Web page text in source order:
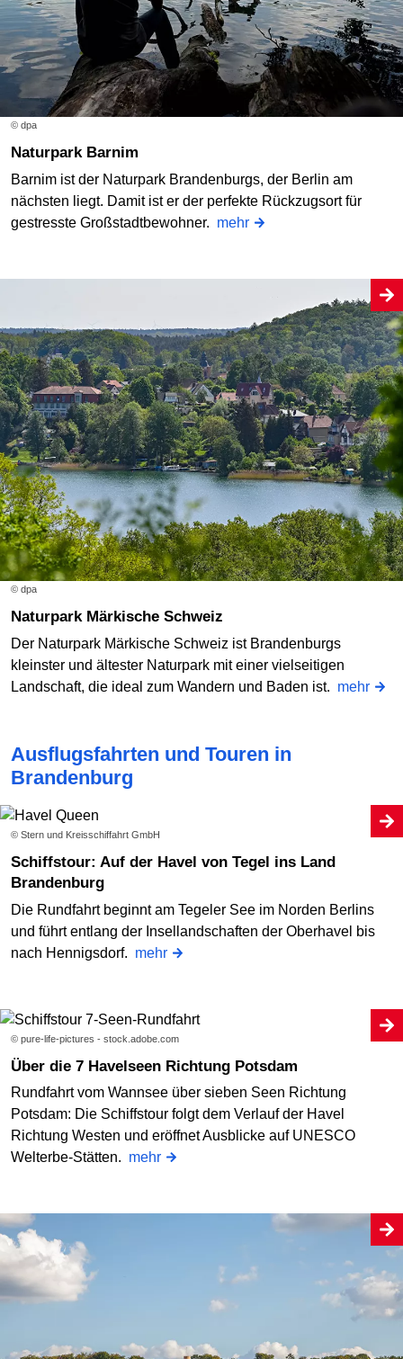
© dpa
Naturpark Barnim
Barnim ist der Naturpark Brandenburgs, der Berlin am
nächsten liegt. Damit ist er der perfekte Rückzugsort für
gestresste Großstadtbewohner. mehr
© dpa
Naturpark Märkische Schweiz
Der Naturpark Märkische Schweiz ist Brandenburgs
kleinster und ältester Naturpark mit einer vielseitigen
Landschaft, die ideal zum Wandern und Baden ist. mehr
Ausflugsfahrten und Touren in
Brandenburg
© Stern und Kreisschiffahrt GmbH
Schiffstour: Auf der Havel von Tegel ins Land
Brandenburg
Die Rundfahrt beginnt am Tegeler See im Norden Berlins
und führt entlang der Insellandschaften der Oberhavel bis
nach Hennigsdorf. mehr
© pure-life-pictures - stock.adobe.com
Über die 7 Havelseen Richtung Potsdam
Rundfahrt vom Wannsee über sieben Seen Richtung
Potsdam: Die Schiffstour folgt dem Verlauf der Havel
Richtung Westen und eröffnet Ausblicke auf UNESCO
Welterbe-Stätten. mehr